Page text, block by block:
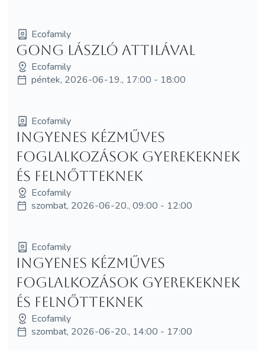
Ecofamily
Gong László Attilával
Ecofamily
péntek, 2026-06-19., 17:00 - 18:00
Ecofamily
Ingyenes kézműves
foglalkozások gyerekeknek
és felnőtteknek
Ecofamily
szombat, 2026-06-20., 09:00 - 12:00
Ecofamily
Ingyenes kézműves
foglalkozások gyerekeknek
és felnőtteknek
Ecofamily
szombat, 2026-06-20., 14:00 - 17:00